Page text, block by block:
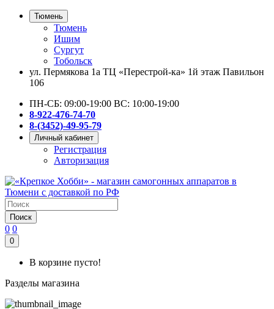
Тюмень
Тюмень
Ишим
Сургут
Тобольск
ул. Пермякова 1а ТЦ «Перестрой-ка» 1й этаж Павильон
106
ПН-СБ: 09:00-19:00 ВС: 10:00-19:00
8-922-476-74-70
8-(3452)-49-95-79
Личный кабинет
Регистрация
Авторизация
Поиск
0 0
0
В корзине пусто!
Разделы магазина